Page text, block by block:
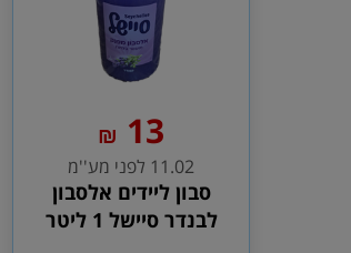
13
₪
11.02 לפני מע''מ
סבון ליידים אלסבון
לבנדר סיישל 1 ליטר